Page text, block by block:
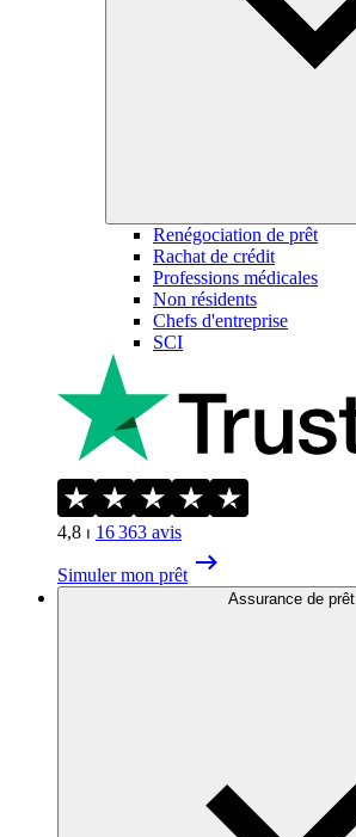
Renégociation de prêt
Rachat de crédit
Professions médicales
Non résidents
Chefs d'entreprise
SCI
4,8 ⏐ 16 363 avis
Simuler mon prêt
Assurance de prêt